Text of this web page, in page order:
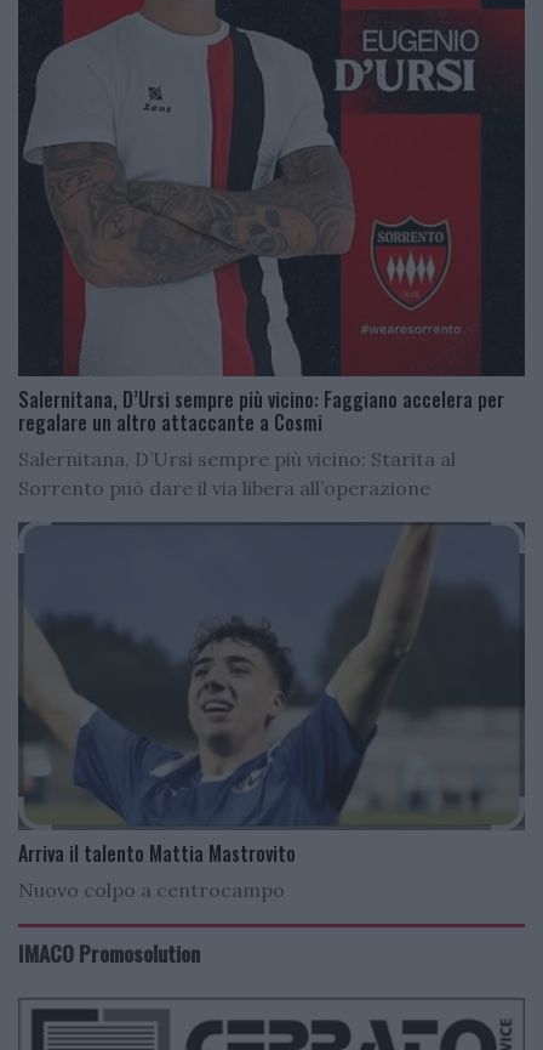
Salernitana, D’Ursi sempre più vicino: Faggiano accelera per
regalare un altro attaccante a Cosmi
Salernitana, D’Ursi sempre più vicino: Starita al
Sorrento può dare il via libera all’operazione
Arriva il talento Mattia Mastrovito
Nuovo colpo a centrocampo
IMACO Promosolution